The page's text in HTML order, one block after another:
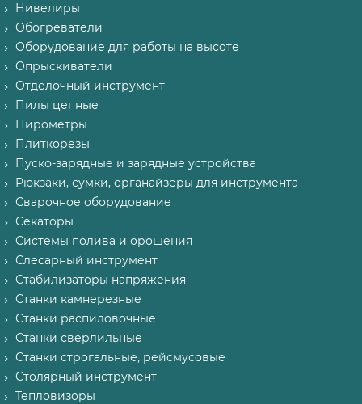
Нивелиры
Обогреватели
Оборудование для работы на высоте
Опрыскиватели
Отделочный инструмент
Пилы цепные
Пирометры
Плиткорезы
Пуско-зарядные и зарядные устройства
Рюкзаки, сумки, органайзеры для инструмента
Сварочное оборудование
Секаторы
Системы полива и орошения
Слесарный инструмент
Стабилизаторы напряжения
Станки камнерезные
Станки распиловочные
Станки сверлильные
Станки строгальные, рейсмусовые
Столярный инструмент
Тепловизоры